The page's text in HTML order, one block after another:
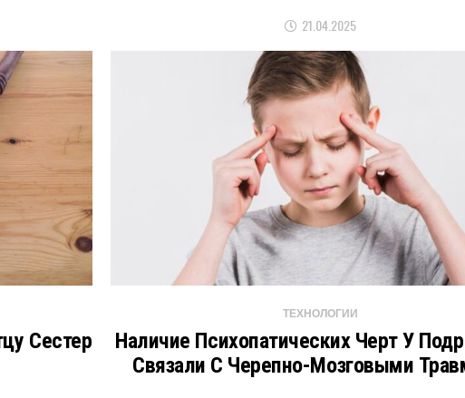
21.04.2025
Сестер
ТЕХНОЛОГИИ
Наличие Психопатических Черт У
Связали С Черепно-Мозговыми